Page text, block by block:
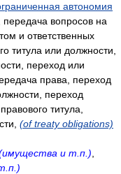
автономия
, передача вопросов на
и ответственных
титула или должности,
переход или
права, переход
переход
титула,
(of treaty obligations)
и т.п.)